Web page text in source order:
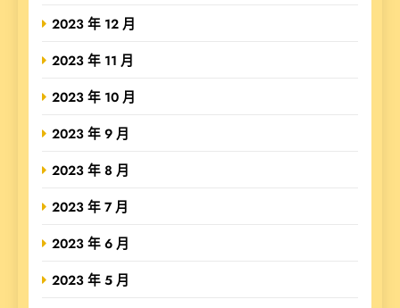
2023 年 12 月
2023 年 11 月
2023 年 10 月
2023 年 9 月
2023 年 8 月
2023 年 7 月
2023 年 6 月
2023 年 5 月